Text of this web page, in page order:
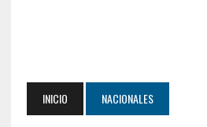
INICIO NACIONALES